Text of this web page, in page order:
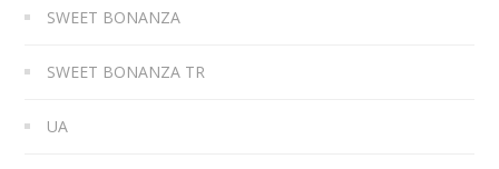
SWEET BONANZA
SWEET BONANZA TR
UA